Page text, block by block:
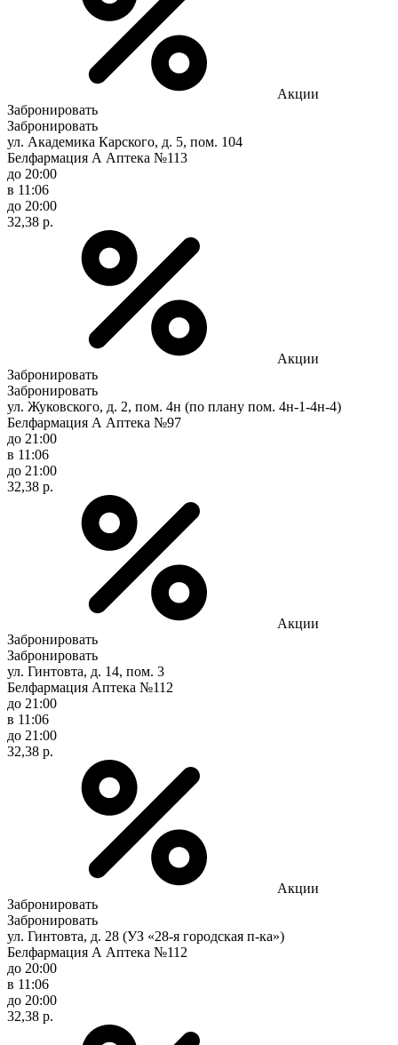
Акции
Забронировать
Забронировать
ул. Академика Карского, д. 5, пом. 104
Белфармация А Аптека №113
до 20:00
в 11:06
до 20:00
32,38 р.
Акции
Забронировать
Забронировать
ул. Жуковского, д. 2, пом. 4н (по плану пом. 4н-1-4н-4)
Белфармация А Аптека №97
до 21:00
в 11:06
до 21:00
32,38 р.
Акции
Забронировать
Забронировать
ул. Гинтовта, д. 14, пом. 3
Белфармация Аптека №112
до 21:00
в 11:06
до 21:00
32,38 р.
Акции
Забронировать
Забронировать
ул. Гинтовта, д. 28 (УЗ «28-я городская п-ка»)
Белфармация А Аптека №112
до 20:00
в 11:06
до 20:00
32,38 р.